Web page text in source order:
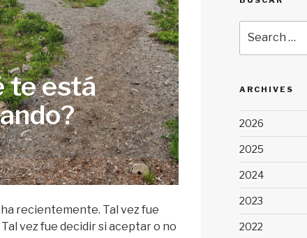
te está
recientemente. Tal vez fue
vez fue decidir si aceptar o no
for:
ARCHIVES
2026
2025
2024
2023
2022